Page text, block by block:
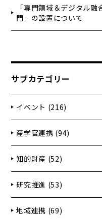
「専門領域＆デジタル
門」の設置について
サブカテゴリー
イベント (216)
産学官連携 (94)
知的財産 (52)
研究推進 (53)
地域連携 (69)